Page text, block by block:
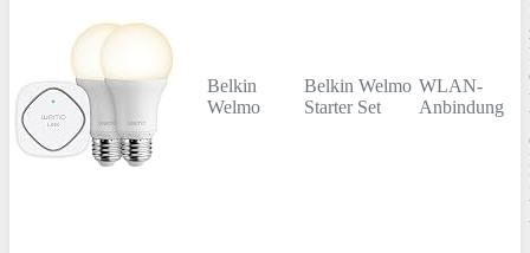
Belkin
Welmo
Belkin Welmo
Starter Set
WLAN-
Anbindung